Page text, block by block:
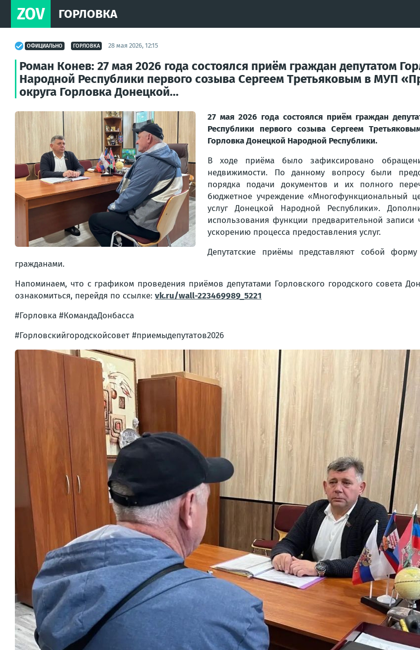
ZOV ГОРЛОВКА
ОФИЦИАЛЬНО ГОРЛОВКА 28 мая 2026, 12:15
Роман Конев: 27 мая 2026 года состоялся приём граждан депутатом
Народной Республики первого созыва Сергеем Третьяковым в МУП
округа Горловка Донецкой...
27 мая 2026 года состоялся приём граждан
Республики первого созыва Сергеем
Горловка Донецкой Народной Республики.
В ходе приёма было зафиксировано
недвижимости. По данному вопросу были
порядка подачи документов и их полного
бюджетное учреждение «Многофункциональный
услуг Донецкой Народной Республики».
использования функции предварительной
ускорению процесса предоставления услуг.
Депутатские приёмы представляют собой
гражданами.
Напоминаем, что с графиком проведения приёмов депутатами Горловского городского совета
ознакомиться, перейдя по ссылке: vk.ru/wall-223469989_5221
#Горловка #КомандаДонбасса
#Горловскийгородскойсовет #приемыдепутатов2026